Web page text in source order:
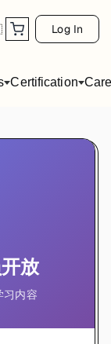
Log In
Certification
放
习内容